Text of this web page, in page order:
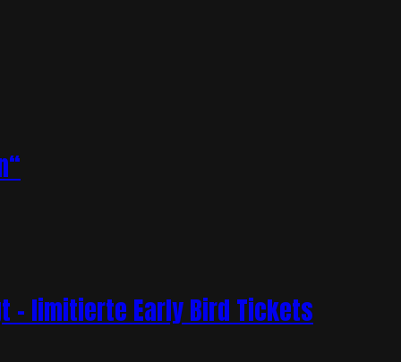
– limitierte Early Bird Tickets